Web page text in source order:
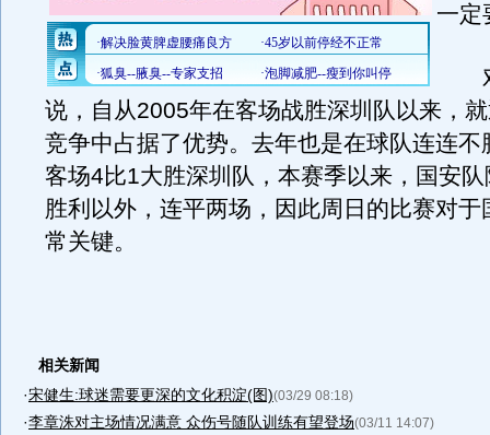
一定
对
说，自从2005年在客场战胜深圳队以来，
竞争中占据了优势。去年也是在球队连连不
客场4比1大胜深圳队，本赛季以来，国安
胜利以外，连平两场，因此周日的比赛对于
常关键。
相关新闻
·宋健生:球迷需要更深的文化积淀(图)(03/29 08:18)
·李章洙对主场情况满意 众伤号随队训练有望登场(03/11 14:07)